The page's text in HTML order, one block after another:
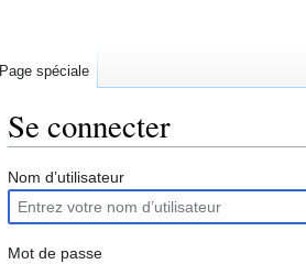
Se connecter
Aller
la
navigation
Aller
la
recherche
Nom d’utilisateur
Mot de passe
Page spéciale